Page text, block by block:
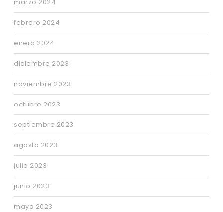
marzo 2024
febrero 2024
enero 2024
diciembre 2023
noviembre 2023
octubre 2023
septiembre 2023
agosto 2023
julio 2023
junio 2023
mayo 2023